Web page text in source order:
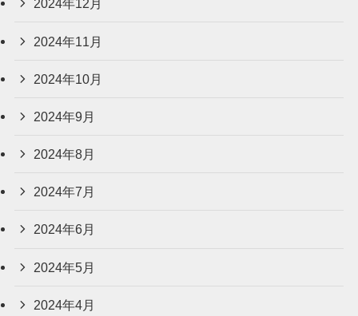
2024年12月
2024年11月
2024年10月
2024年9月
2024年8月
2024年7月
2024年6月
2024年5月
2024年4月